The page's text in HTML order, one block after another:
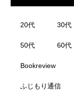
20代 30代
50代 60代
Bookreview
ふじもり通信